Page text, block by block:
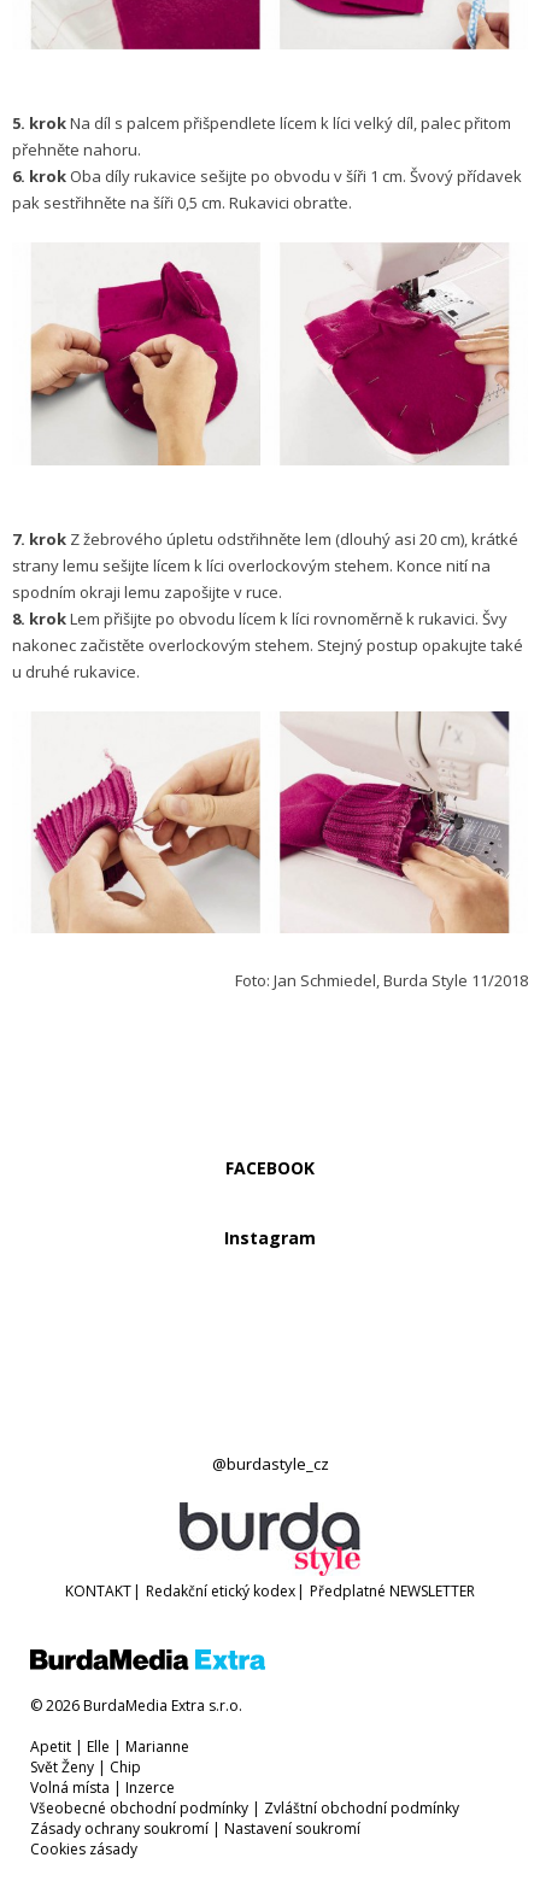
5. krokNa díl s palcem přišpendlete lícem k líci velký díl, palec přitom
přehněte nahoru.
6. krok Oba díly rukavice sešijte po obvodu v šíři 1 cm. Švový přídavek
pak sestřihněte na šíři 0,5 cm. Rukavici obraťte.
7. krok Z žebrového úpletu odstřihněte lem (dlouhý asi 20 cm), krátké
strany lemu sešijte lícem k líci overlockovým stehem. Konce nití na
spodním okraji lemu zapošijte v ruce.
8. krokLem přišijte po obvodu lícem k líci rovnoměrně k rukavici. Švy
nakonec začistěte overlockovým stehem. Stejný postup opakujte také
u druhé rukavice.
Foto: Jan Schmiedel, Burda Style 11/2018
FACEBOOK
Instagram
@burdastyle_cz
KONTAKT| Redakční etický kodex| Předplatné NEWSLETTER
© 2026 BurdaMedia Extra s.r.o.
Apetit | Elle | Marianne
Svět Ženy | Chip
Volná místa | Inzerce
Všeobecné obchodní podmínky | Zvláštní obchodní podmínky
Zásady ochrany soukromí | Nastavení soukromí
Cookies zásady